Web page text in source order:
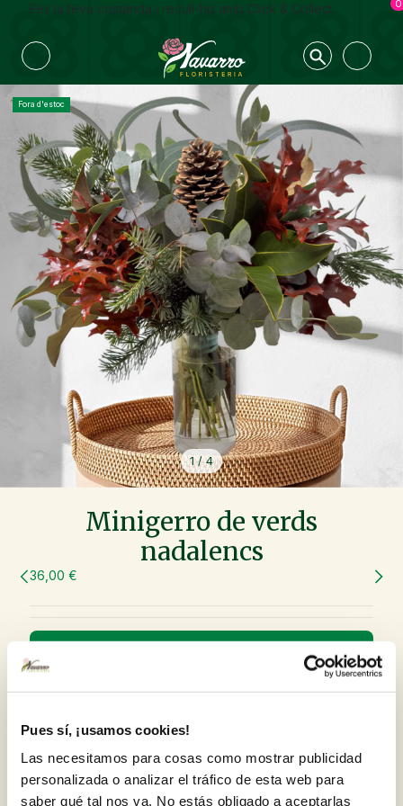
Pues sí, ¡usamos cookies!
Las necesitamos para cosas como mostrar publicidad
personalizada o analizar el tráfico de esta web para
saber qué tal nos va. No estás obligado a aceptarlas
Fes la teva comanda i recull-ho amb Click & Collect 0
Fora d'estoc
1/4
Minigerro de verds
nadalencs
36,00 €
Ho sentim, temporalment sense estoc :(
Inscriu-me a la Newsletter per no perdre'm les